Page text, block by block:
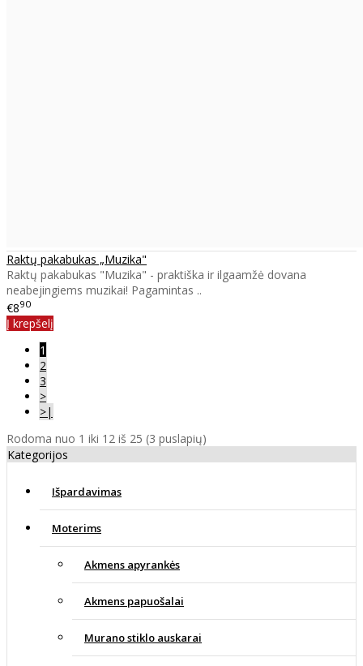
Raktų pakabukas „Muzika"
Raktų pakabukas "Muzika" - praktiška ir ilgaamžė dovana
neabejingiems muzikai! Pagamintas ..
€890
Į krepšelį
1
2
3
>
>|
Rodoma nuo 1 iki 12 iš 25 (3 puslapių)
Kategorijos
Išpardavimas
Moterims
Akmens apyrankės
Akmens papuošalai
Murano stiklo auskarai